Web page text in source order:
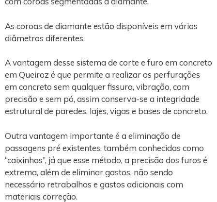
As coroas de diamante estão disponíveis em vários
diâmetros diferentes.
A vantagem desse sistema de corte e furo em concreto
em Queiroz é que permite a realizar as perfurações
em concreto sem qualquer fissura, vibração, com
precisão e sem pó, assim conserva-se a integridade
estrutural de paredes, lajes, vigas e bases de concreto.
Outra vantagem importante é a eliminação de
passagens pré existentes, também conhecidas como
“caixinhas”, já que esse método, a precisão dos furos é
extrema, além de eliminar gastos, não sendo
necessário retrabalhos e gastos adicionais com
materiais correção.